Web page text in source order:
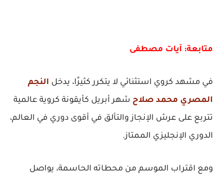
متابعة: آيات مصطفى
في مشهد كروي استثنائي لا يتكرر كثيرًا، يدخل النجم
المصري محمد صلاح شهر أبريل كأيقونة كروية عالمية
تتربع على عرش الإنجاز والتألق في أقوى دوري في العالم،
الدوري الإنجليزي الممتاز.
ومع اقتراب الموسم من محطاته الحاسمة، يواصل